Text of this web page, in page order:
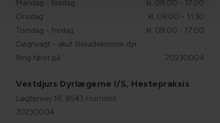
Mandag - tirsdag
kl. 08.00 - 17.00
Onsdag
kl. 08.00 - 11.30
Torsdag - fredag
kl. 08.00 - 17.00
Døgnvagt - akut tilskadekomne dyr
Ring først på
70230004
Vestdjurs Dyrlægerne I/S, Hestepraksis
Løgtenvej 18, 8543 Hornslet
70230004